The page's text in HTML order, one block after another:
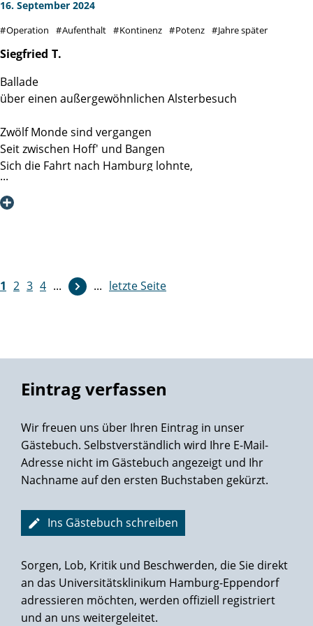
an das Team Station 4 des ehemaligen Gebäudes.
16. September 2024
Operation Aufenthalt Kontinenz Potenz Jahre später
Siegfried T.
Ballade
über einen außergewöhnlichen Alsterbesuch
Zwölf Monde sind vergangen
Seit zwischen Hoff' und Bangen
Sich die Fahrt nach Hamburg lohnte,
Wo ich bei den Martinis wohnte.
Dort galt es eine Drüse zu entfernen
Ohne Angst und Schweiß und Pein
Im Blümchenkleid aus dünnem Lein
War die im Vorlauf dedektierte
Gewebezelle samt der Lymphen.
Verlief der Eingriff ganz nach Plan -
Höchst routiniert der Ärzteclan.
Der Rückblick auf dies erste Jahr
Bezeugt den Mut und auch den Sieg
Im Wettlauf um den Lebenstrieb.
Um weiter froh und taff zu bleiben.
Auch wenn man es noch häufig glaubt,
Nicht jeder Kraftakt ist erlaubt.
1 2 3 4 ... ... letzte Seite
Eintrag verfassen
Wir freuen uns über Ihren Eintrag in unser
Gästebuch. Selbstverständlich wird Ihre E-Mail-
Adresse nicht im Gästebuch angezeigt und Ihr
Nachname auf den ersten Buchstaben gekürzt.
Ins Gästebuch schreiben
Sorgen, Lob, Kritik und Beschwerden, die Sie direkt
an das Universitätsklinikum Hamburg-Eppendorf
adressieren möchten, werden offiziell registriert
und an uns weitergeleitet.